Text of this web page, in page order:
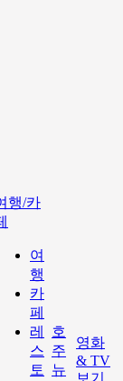
행/카
여
행
카
페
레
스
토
호
주
뉴
영화
& TV
보기